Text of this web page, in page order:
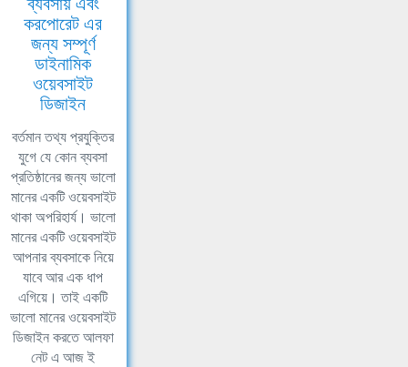
করপোরেট এর
জন্য সম্পূর্ণ
ডাইনামিক
ওয়েবসাইট
ডিজাইন
বর্তমান তথ্য প্রযুক্তির
যুগে যে কোন ব্যবসা
প্রতিষ্ঠানের জন্য ভালো
মানের একটি ওয়েবসাইট
থাকা অপরিহার্য। ভালো
মানের একটি ওয়েবসাইট
আপনার ব্যবসাকে নিয়ে
যাবে আর এক ধাপ
এগিয়ে। তাই একটি
ভালো মানের ওয়েবসাইট
ডিজাইন করতে আলফা
নেট এ আজ ই